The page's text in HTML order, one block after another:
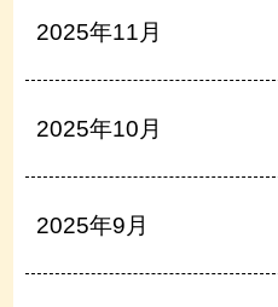
2025年11月
2025年10月
2025年9月